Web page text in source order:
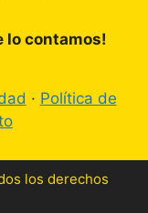
lo contamos!
· Política de
los derechos